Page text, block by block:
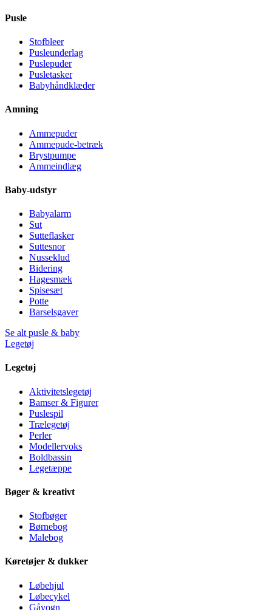
Pusle
Stofbleer
Pusleunderlag
Puslepuder
Pusletasker
Babyhåndklæder
Amning
Ammepuder
Ammepude-betræk
Brystpumpe
Ammeindlæg
Baby-udstyr
Babyalarm
Sut
Sutteflasker
Suttesnor
Nusseklud
Bidering
Hagesmæk
Spisesæt
Potte
Barselsgaver
Se alt pusle & baby
Legetøj
Legetøj
Aktivitetslegetøj
Bamser & Figurer
Puslespil
Trælegetøj
Perler
Modellervoks
Boldbassin
Legetæppe
Bøger & kreativt
Stofbøger
Børnebog
Malebog
Køretøjer & dukker
Løbehjul
Løbecykel
Gåvogn